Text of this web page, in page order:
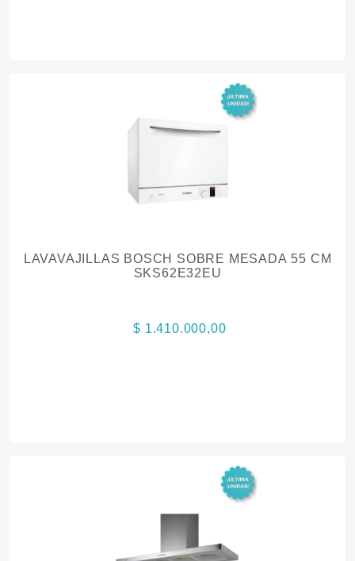
LAVAVAJILLAS BOSCH SOBRE MESADA 55 CM
SKS62E32EU
$ 1.410.000,00